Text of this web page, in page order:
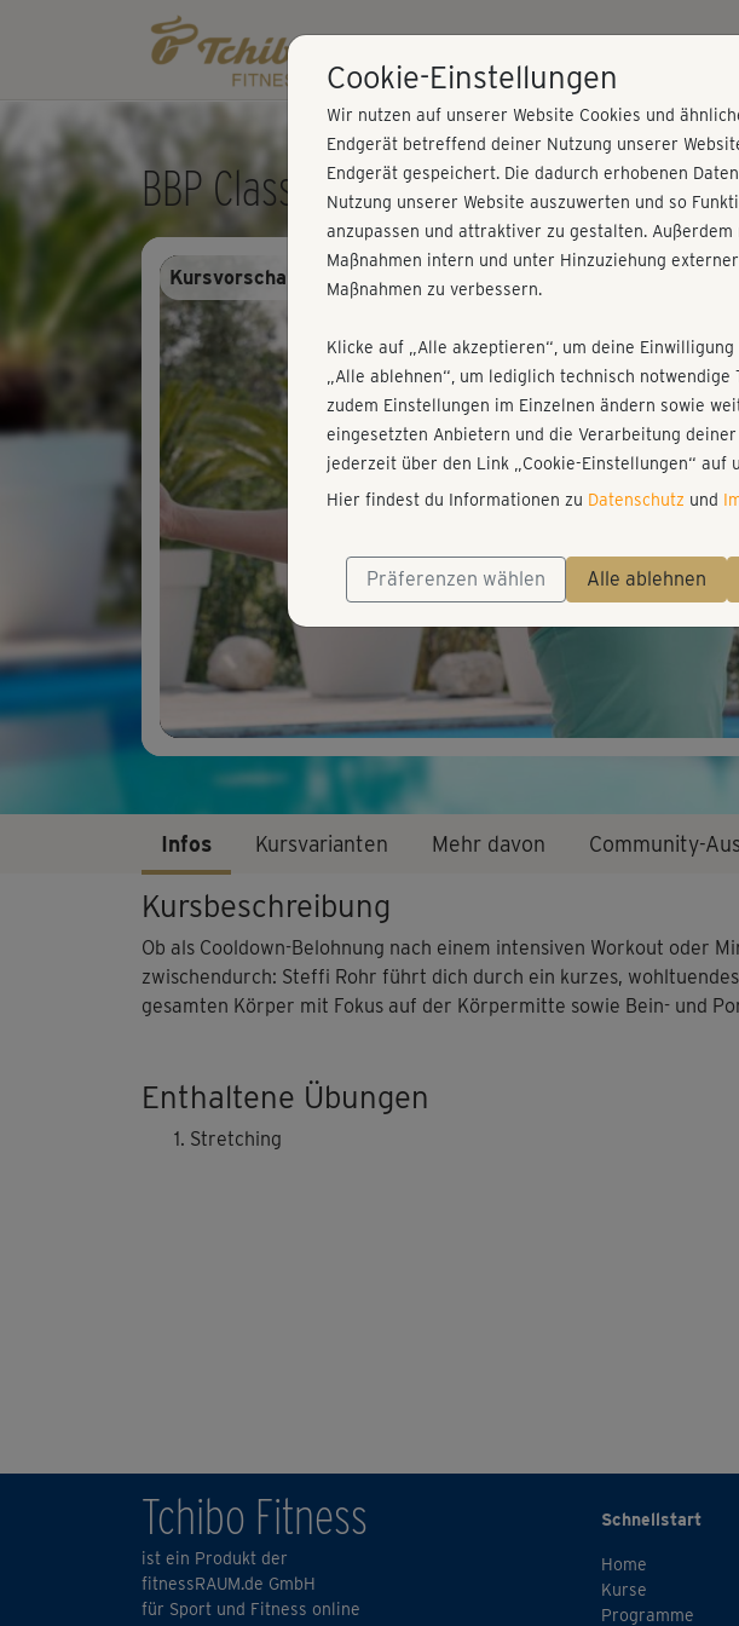
BBP Classic - Stretching
Play
Kursvorschau - Anmelden und alles trainieren!
Infos Kursvarianten Mehr davon Community-
Kursbeschreibung
Ob als Cooldown-Belohnung nach einem intensiven Workout oder
zwischendurch: Steffi Rohr führt dich durch ein kurzes,
gesamten Körper mit Fokus auf der Körpermitte sowie Bein- und
Enthaltene Übungen
Stretching
Tchibo Fitness
ist ein Produkt der
fitnessRAUM.de GmbH
für Sport und Fitness online
Schnellstart
Home
Kurse
Programme
Cookie-Einstellungen
Wir nutzen auf unserer Website Cookies und
Endgerät betreffend deiner Nutzung unserer
Endgerät gespeichert. Die dadurch erhobenen
Nutzung unserer Website auszuwerten und so
anzupassen und attraktiver zu gestalten.
Maßnahmen intern und unter Hinzuziehung
Maßnahmen zu verbessern.
Klicke auf „Alle akzeptieren“, um deine
„Alle ablehnen“, um lediglich technisch
zudem Einstellungen im Einzelnen ändern sowie
eingesetzten Anbietern und die Verarbeitung
jederzeit über den Link „Cookie-Einstellungen“ auf
Hier findest du Informationen zu Datenschutz und
Präferenzen wählen Alle ablehnen